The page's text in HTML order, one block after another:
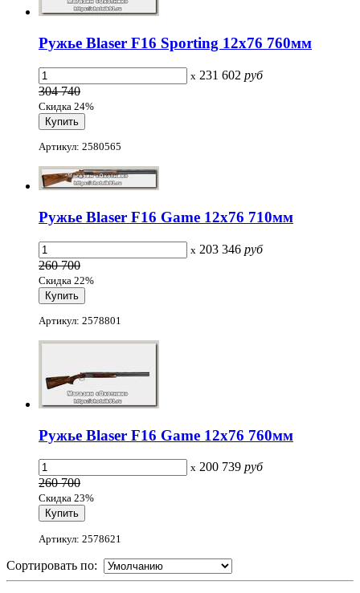
Ружье Blaser F16 Sporting 12х76 760мм
x 231 602 руб
304 740
Скидка 24%
Артикул: 2580565
Ружье Blaser F16 Game 12х76 710мм
x 203 346 руб
260 700
Скидка 22%
Артикул: 2578801
Ружье Blaser F16 Game 12х76 760мм
x 200 739 руб
260 700
Скидка 23%
Артикул: 2578621
Сортировать по: